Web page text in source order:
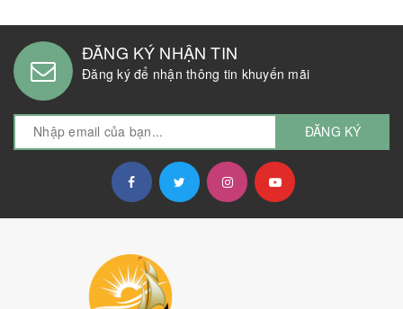
ĐĂNG KÝ NHẬN TIN
Đăng ký để nhận thông tin khuyến mãi
ĐĂNG KÝ